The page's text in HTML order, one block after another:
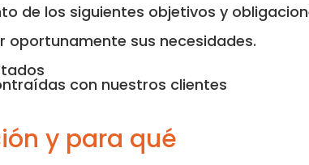
de los siguientes objetivos y
sus necesidades.
con nuestros clientes
y para qué